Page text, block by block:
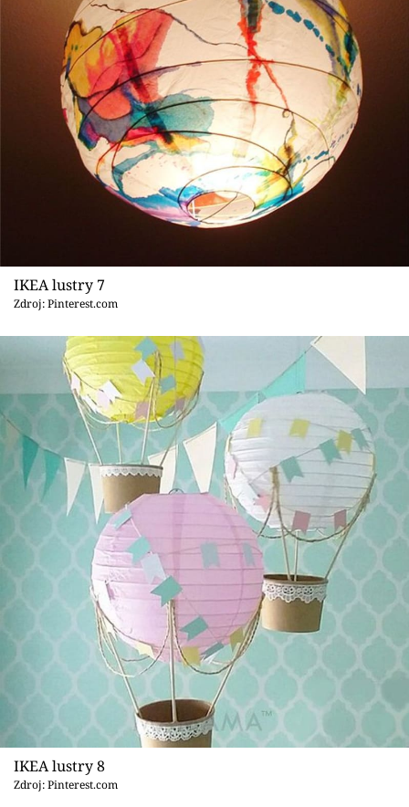
IKEA lustry 7
Zdroj: Pinterest.com
IKEA lustry 8
Zdroj: Pinterest.com